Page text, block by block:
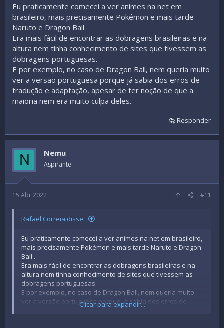
Eu praticamente comecei a ver animes na net em
brasileiro, mais precisamente Pokémon e mais tarde
Naruto e Dragon Ball .
Era mais fácil de encontrar as dobragens brasileiras e na
altura nem tinha conhecimento de sites que tivessem as
dobragens portuguesas.
E por exemplo, no caso de Dragon Ball, nem queria muito
ver a versão portuguesa porque já sabia dos erros de
tradução e adaptação, apesar de ter noção de que a
maioria nem era muito culpa deles.
Responder
N Nemu
Aspirante
15 Abr 2022 #11
Rafael Correia disse:
Eu praticamente comecei a ver animes na net em brasileiro,
mais precisamente Pokémon e mais tarde Naruto e Dragon
Ball .
Era mais fácil de encontrar as dobragens brasileiras e na
altura nem tinha conhecimento de sites que tivessem as
dobragens portuguesas.
E por exemplo, no caso de Dragon Ball, nem queria muito
ver a versão portuguesa porque já sabia dos erros de
tradução e adaptação, apesar de ter noção de que a
Clicar para expandir...